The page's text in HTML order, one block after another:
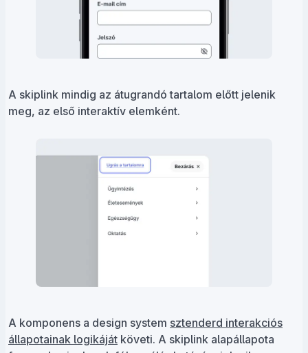
A skiplink mindig az átugrandó tartalom előtt jelenik
meg, az első interaktív elemként.
A komponens a design system sztenderd interakciós
állapotainak logikáját követi. A skiplink alapállapota